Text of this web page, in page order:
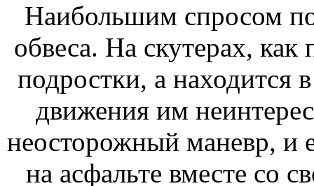
Наибольшим спросом
обвеса. На скутерах,
подростки, а находится
движения им
неосторожный маневр, и
на асфальте вместе со